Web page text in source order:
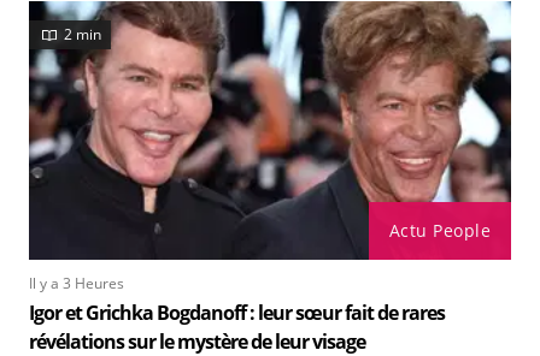
Actu People
2 min
Il y a 3 Heures
Igor et Grichka Bogdanoff : leur sœur fait de rares
révélations sur le mystère de leur visage